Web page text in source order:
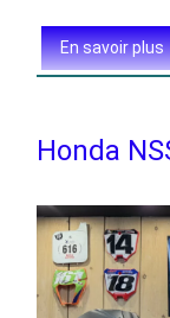
En savoir plus
Honda